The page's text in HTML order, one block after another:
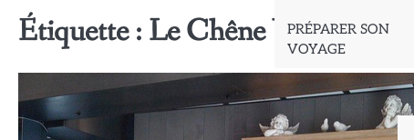
PRÉPARER SON
VOYAGE
Étiquette : Le Chêne Vert